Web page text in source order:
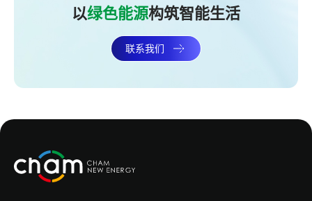
以绿色能源构筑智能生活
联系我们